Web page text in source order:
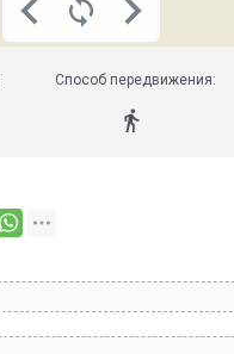
Способ передвижения: